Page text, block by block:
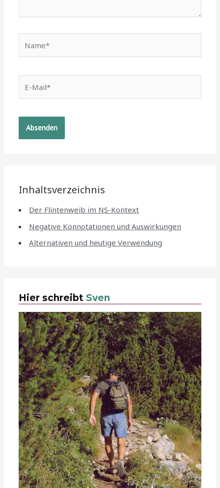
Mail*
Inhaltsverzeichnis
Der Flintenweib im NS-Kontext
Negative Konnotationen und Auswirkungen
Alternativen und heutige Verwendung
Hier schreibt Sven